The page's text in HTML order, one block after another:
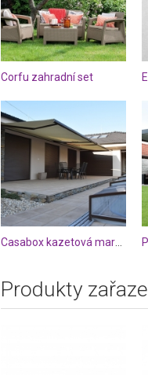
Corfu zahradní set
Produkty